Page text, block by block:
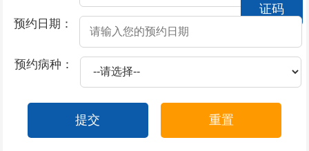
证码
预约日期：
预约病种：
提交 重置